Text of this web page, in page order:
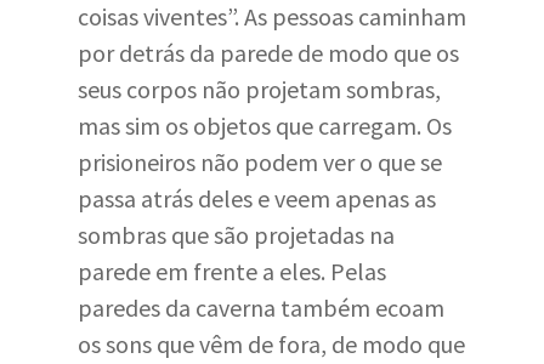
coisas viventes”. As pessoas caminham
por detrás da parede de modo que os
seus corpos não projetam sombras,
mas sim os objetos que carregam. Os
prisioneiros não podem ver o que se
passa atrás deles e veem apenas as
sombras que são projetadas na
parede em frente a eles. Pelas
paredes da caverna também ecoam
os sons que vêm de fora, de modo que